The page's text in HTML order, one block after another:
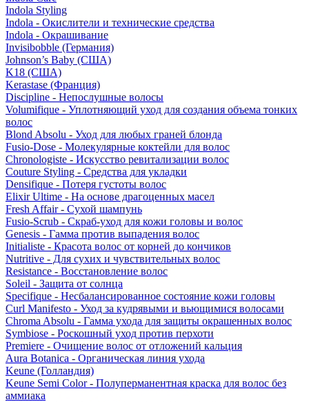
Indola Styling
Indola - Окислители и технические средства
Indola - Окрашивание
Invisibobble (Германия)
Johnson’s Baby (США)
K18 (США)
Kerastase (Франция)
Discipline - Непослушные волосы
Volumifique - Уплотняющий уход для создания объема тонких
волос
Blond Absolu - Уход для любых граней блонда
Fusio-Dose - Молекулярные коктейли для волос
Chronologiste - Искусство ревитализации волос
Couture Styling - Средства для укладки
Densifique - Потеря густоты волос
Elixir Ultime - На основе драгоценных масел
Fresh Affair - Сухой шампунь
Fusio-Scrub - Скраб-уход для кожи головы и волос
Genesis - Гамма против выпадения волос
Initialiste - Красота волос от корней до кончиков
Nutritive - Для сухих и чувствительных волос
Resistance - Восстановление волос
Soleil - Защита от солнца
Specifique - Несбалансированное состояние кожи головы
Curl Manifesto - Уход за кудрявыми и вьющимися волосами
Chroma Absolu - Гамма ухода для защиты окрашенных волос
Symbiose - Роскошный уход против перхоти
Premiere - Очищение волос от отложений кальция
Aura Botanica - Органическая линия ухода
Keune (Голландия)
Keune Semi Color - Полуперманентная краска для волос без
аммиака